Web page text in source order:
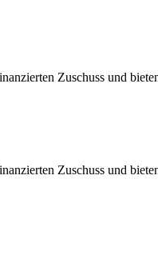
Zuschuss und
Zuschuss und